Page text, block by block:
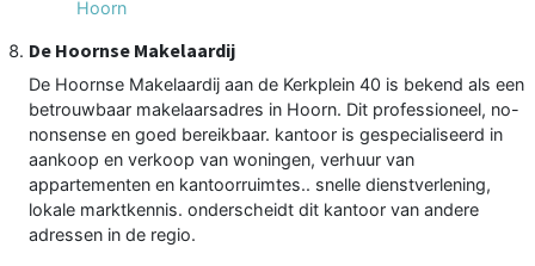
Hoorn
De Hoornse Makelaardij
De Hoornse Makelaardij aan de Kerkplein 40 is bekend als een
betrouwbaar makelaarsadres in Hoorn. Dit professioneel, no-
nonsense en goed bereikbaar. kantoor is gespecialiseerd in
aankoop en verkoop van woningen, verhuur van
appartementen en kantoorruimtes.. snelle dienstverlening,
lokale marktkennis. onderscheidt dit kantoor van andere
adressen in de regio.